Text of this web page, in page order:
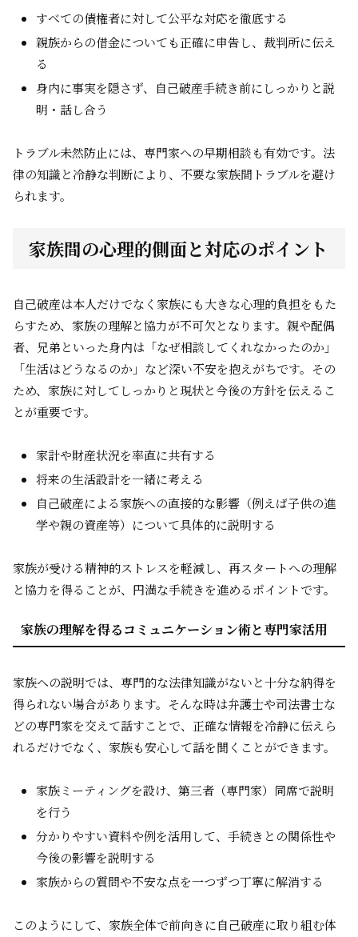
すべての債権者に対して公平な対応を徹底する
親族からの借金についても正確に申告し、裁判所に伝え
る
身内に事実を隠さず、自己破産手続き前にしっかりと説
明・話し合う
トラブル未然防止には、専門家への早期相談も有効です。法
律の知識と冷静な判断により、不要な家族間トラブルを避け
られます。
家族間の心理的側面と対応のポイント
自己破産は本人だけでなく家族にも大きな心理的負担をもた
らすため、家族の理解と協力が不可欠となります。親や配偶
者、兄弟といった身内は「なぜ相談してくれなかったのか」
「生活はどうなるのか」など深い不安を抱えがちです。その
ため、家族に対してしっかりと現状と今後の方針を伝えるこ
とが重要です。
家計や財産状況を率直に共有する
将来の生活設計を一緒に考える
自己破産による家族への直接的な影響（例えば子供の進
学や親の資産等）について具体的に説明する
家族が受ける精神的ストレスを軽減し、再スタートへの理解
と協力を得ることが、円満な手続きを進めるポイントです。
家族の理解を得るコミュニケーション術と専門家活用
家族への説明では、専門的な法律知識がないと十分な納得を
得られない場合があります。そんな時は弁護士や司法書士な
どの専門家を交えて話すことで、正確な情報を冷静に伝えら
れるだけでなく、家族も安心して話を聞くことができます。
家族ミーティングを設け、第三者（専門家）同席で説明
を行う
分かりやすい資料や例を活用して、手続きとの関係性や
今後の影響を説明する
家族からの質問や不安な点を一つずつ丁寧に解消する
このようにして、家族全体で前向きに自己破産に取り組む体